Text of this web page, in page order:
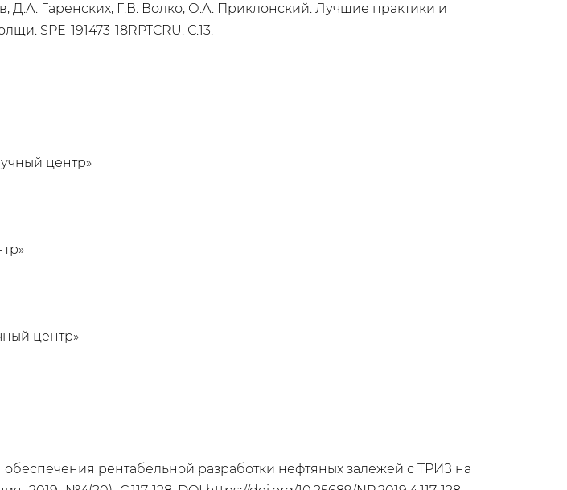
Гаренских, Г.В. Волко, О.А. Приклонский. Лучшие практики и
SPE-191473-18RPTCRU. С.13.
центр»
центр»
рентабельной разработки нефтяных залежей с ТРИЗ на